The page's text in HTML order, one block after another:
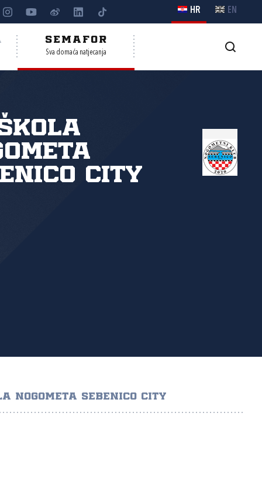
HR EN
SEMAFOR
Sva domaća natjecanja
City
NOGOMETA SEBENICO CITY